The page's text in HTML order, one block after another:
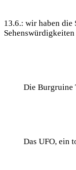
13.6.: wir haben die
Die Burgruine
Das UFO, ein